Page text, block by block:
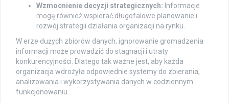
Wzmocnienie decyzji strategicznych: Informacje
mogą również wspierać długofalowe planowanie i
rozwój strategii działania organizacji na rynku.
W erze dużych zbiorów danych, ignorowanie gromadzenia
informacji może prowadzić do stagnacji i utraty
konkurencyjności. Dlatego tak ważne jest, aby każda
organizacja wdrożyła odpowiednie systemy do zbierania,
analizowania i wykorzystywania danych w codziennym
funkcjonowaniu.